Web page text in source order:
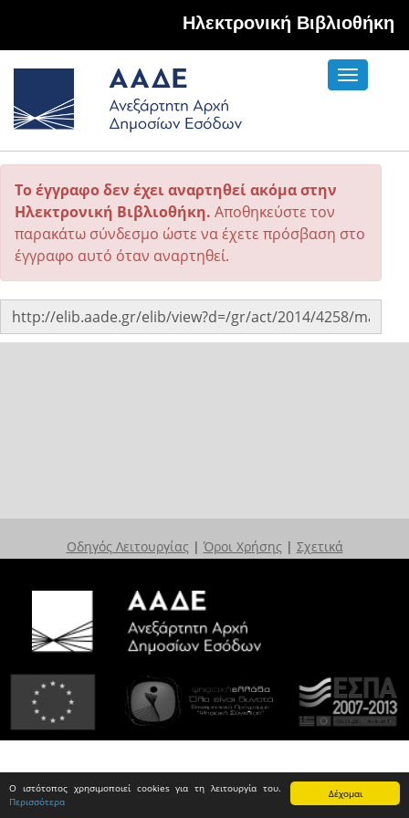
Δέχομαι
Ο ιστότοπος χρησιμοποιεί cookies για τη λειτουργία του.
Περισσότερα
Hλεκτρονική Βιβλιοθήκη
Toggle
Το έγγραφο δεν έχει αναρτηθεί ακόμα στην
Ηλεκτρονική Βιβλιοθήκη. Αποθηκεύστε τον
παρακάτω σύνδεσμο ώστε να έχετε πρόσβαση στο
έγγραφο αυτό όταν αναρτηθεί.
Οδηγός Λειτουργίας | Όροι Χρήσης | Σχετικά